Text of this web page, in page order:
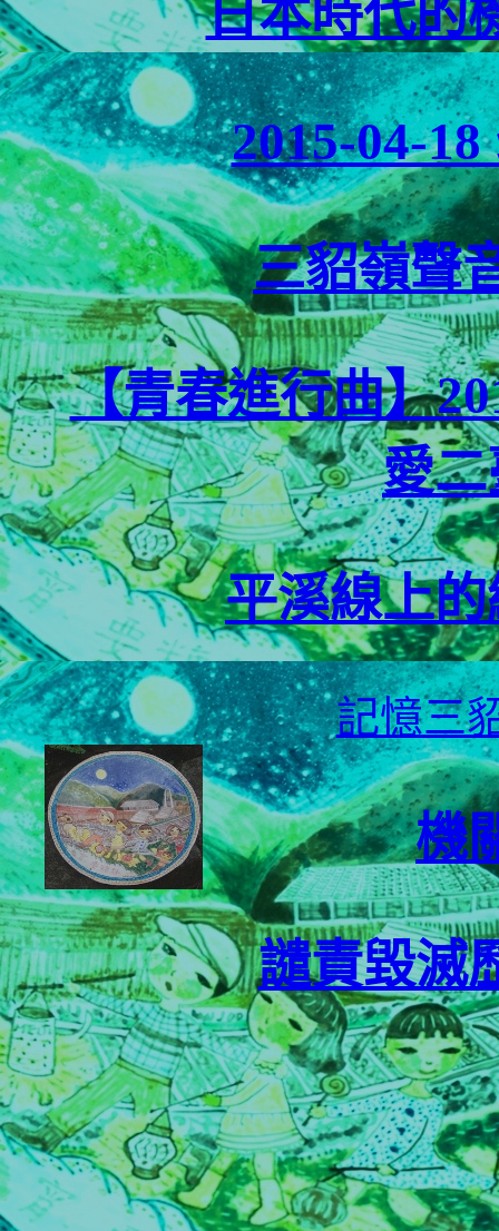
日本時代的
2015-04-
三貂嶺聲
【青春進行曲】
愛
平溪線上
記憶三
機
譴責毀滅